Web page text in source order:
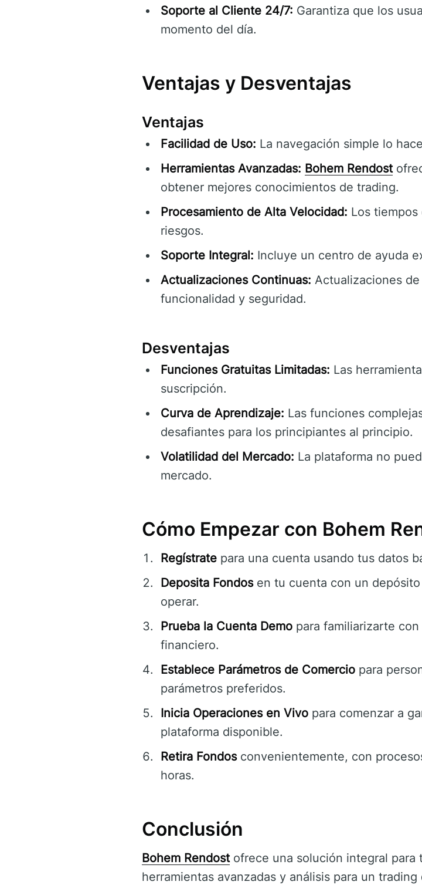
Soporte al Cliente 24/7: Garantiza que los
momento del día.
Ventajas y Desventajas
Ventajas
Facilidad de Uso: La navegación simple lo
Herramientas Avanzadas: Bohem Rendost
obtener mejores conocimientos de trading.
Procesamiento de Alta Velocidad: Los
riesgos.
Soporte Integral: Incluye un centro de ayuda
Actualizaciones Continuas: Actualizaciones
funcionalidad y seguridad.
Desventajas
Funciones Gratuitas Limitadas: Las
suscripción.
Curva de Aprendizaje: Las funciones
desafiantes para los principiantes al principio.
Volatilidad del Mercado: La plataforma no
mercado.
Cómo Empezar con Bohem
Regístrate para una cuenta usando tus datos
Deposita Fondosen tu cuenta con un
operar.
Prueba la Cuenta Demo para familiarizarte con
financiero.
Establece Parámetros de Comercio para
parámetros preferidos.
Inicia Operaciones en Vivo para comenzar a
plataforma disponible.
Retira Fondosconvenientemente, con
horas.
Conclusión
Bohem Rendostofrece una solución integral para
herramientas avanzadas y análisis para un